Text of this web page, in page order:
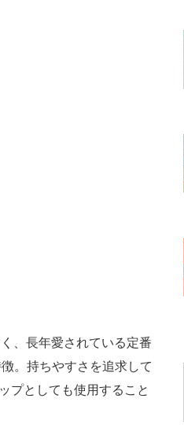
、長年愛されている定番
。持ちやすさを追求して
プとしても使用すること